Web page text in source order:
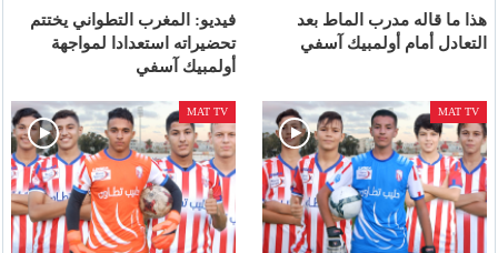
هذا ما قاله مدرب الماط بعد
التعادل أمام أولمبيك آسفي
فيديو: المغرب التطواني يختتم
تحضيراته استعدادا لمواجهة
أولمبيك آسفي
MAT TV
MAT TV